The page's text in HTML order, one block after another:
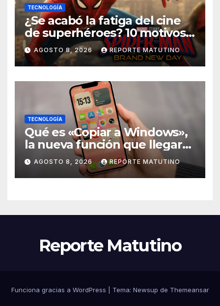
TECNOLOGÍA
¿Se acabó la fatiga del cine
de superhéroes? 10 motivos
por los que ‘Spider-Man:
Brand New Day» desmiente
esa teoría
AGOSTO 8, 2026 REPORTE MATUTINO
TECNOLOGÍA
Qué es «Copiar a Windows»,
la nueva función que llegará
al iPhone solo para Europa
AGOSTO 8, 2026 REPORTE MATUTINO
Reporte Matutino
Funciona gracias a WordPress Tema: Newsup de Themeansar